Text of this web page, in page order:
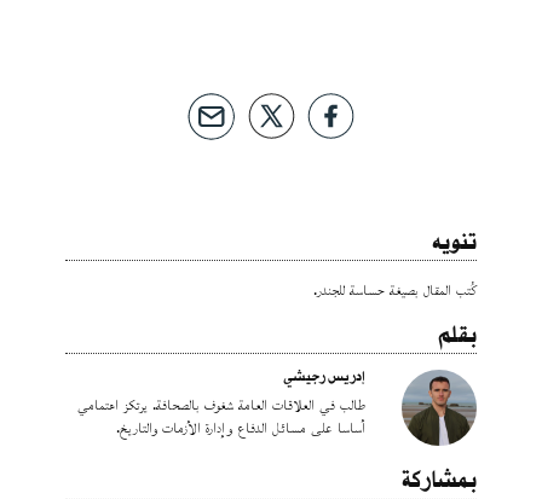
تنويه
كُتب المقال بصيغة حساسة للجندر.
بقلم
إدريس رجيشي
طالب في العلاقات العامة شغوف بالصحافة. يرتكز اهتمامي
أساسا على مسائل الدفاع وإدارة الأزمات والتاريخ.
بمشاركة